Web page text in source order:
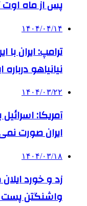
پس از ماه
۱۴۰۴/۰۴/۱۴
نیانیاهو
۱۴۰۴/۰۳/۲۲
آمریکا:
ایران صورت
۱۴۰۴/۰۳/۱۸
زد و خورد
واشنگتن پست